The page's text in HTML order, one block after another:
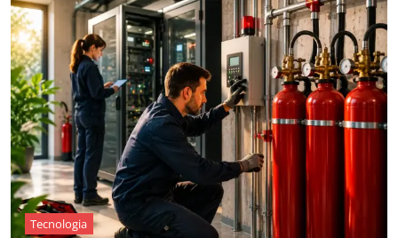
Tecnologia